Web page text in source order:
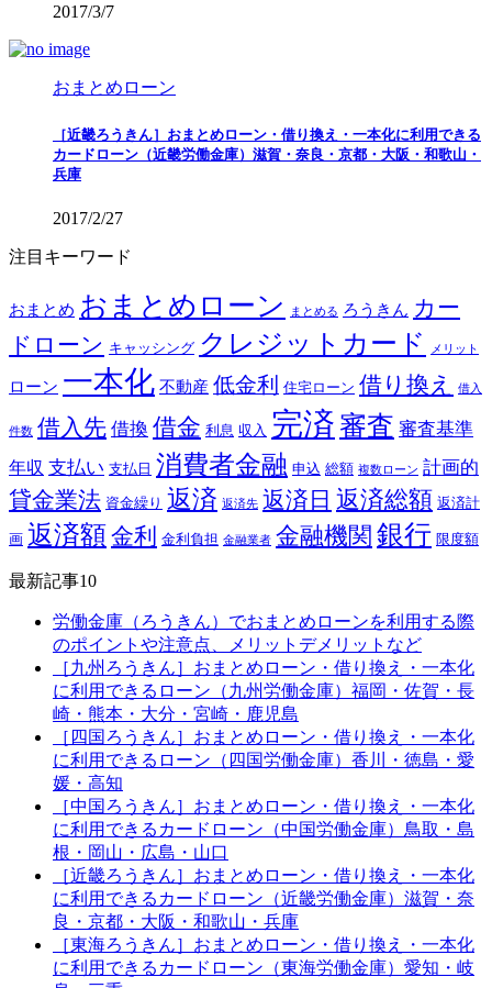
2017/3/7
おまとめローン
［近畿ろうきん］おまとめローン・借り換え・一本化に利用できる
カードローン（近畿労働金庫）滋賀・奈良・京都・大阪・和歌山・
兵庫
2017/2/27
注目キーワード
おまとめ おまとめローン まとめる ろうきん カー
ドローン キャッシング クレジットカード メリット
ローン 一本化 不動産 低金利 住宅ローン 借り換え 借入
件数 借入先 借換 借金 利息 収入 完済 審査 審査基準
年収 支払い 支払日 消費者金融 申込 総額 複数ローン 計画的
貸金業法 資金繰り 返済 返済先 返済日 返済総額 返済計
画 返済額金利 金利負担 金融業者 金融機関 銀行 限度額
最新記事10
労働金庫（ろうきん）でおまとめローンを利用する際
のポイントや注意点、メリットデメリットなど
［九州ろうきん］おまとめローン・借り換え・一本化
に利用できるローン（九州労働金庫）福岡・佐賀・長
崎・熊本・大分・宮崎・鹿児島
［四国ろうきん］おまとめローン・借り換え・一本化
に利用できるローン（四国労働金庫）香川・徳島・愛
媛・高知
［中国ろうきん］おまとめローン・借り換え・一本化
に利用できるカードローン（中国労働金庫）鳥取・島
根・岡山・広島・山口
［近畿ろうきん］おまとめローン・借り換え・一本化
に利用できるカードローン（近畿労働金庫）滋賀・奈
良・京都・大阪・和歌山・兵庫
［東海ろうきん］おまとめローン・借り換え・一本化
に利用できるカードローン（東海労働金庫）愛知・岐